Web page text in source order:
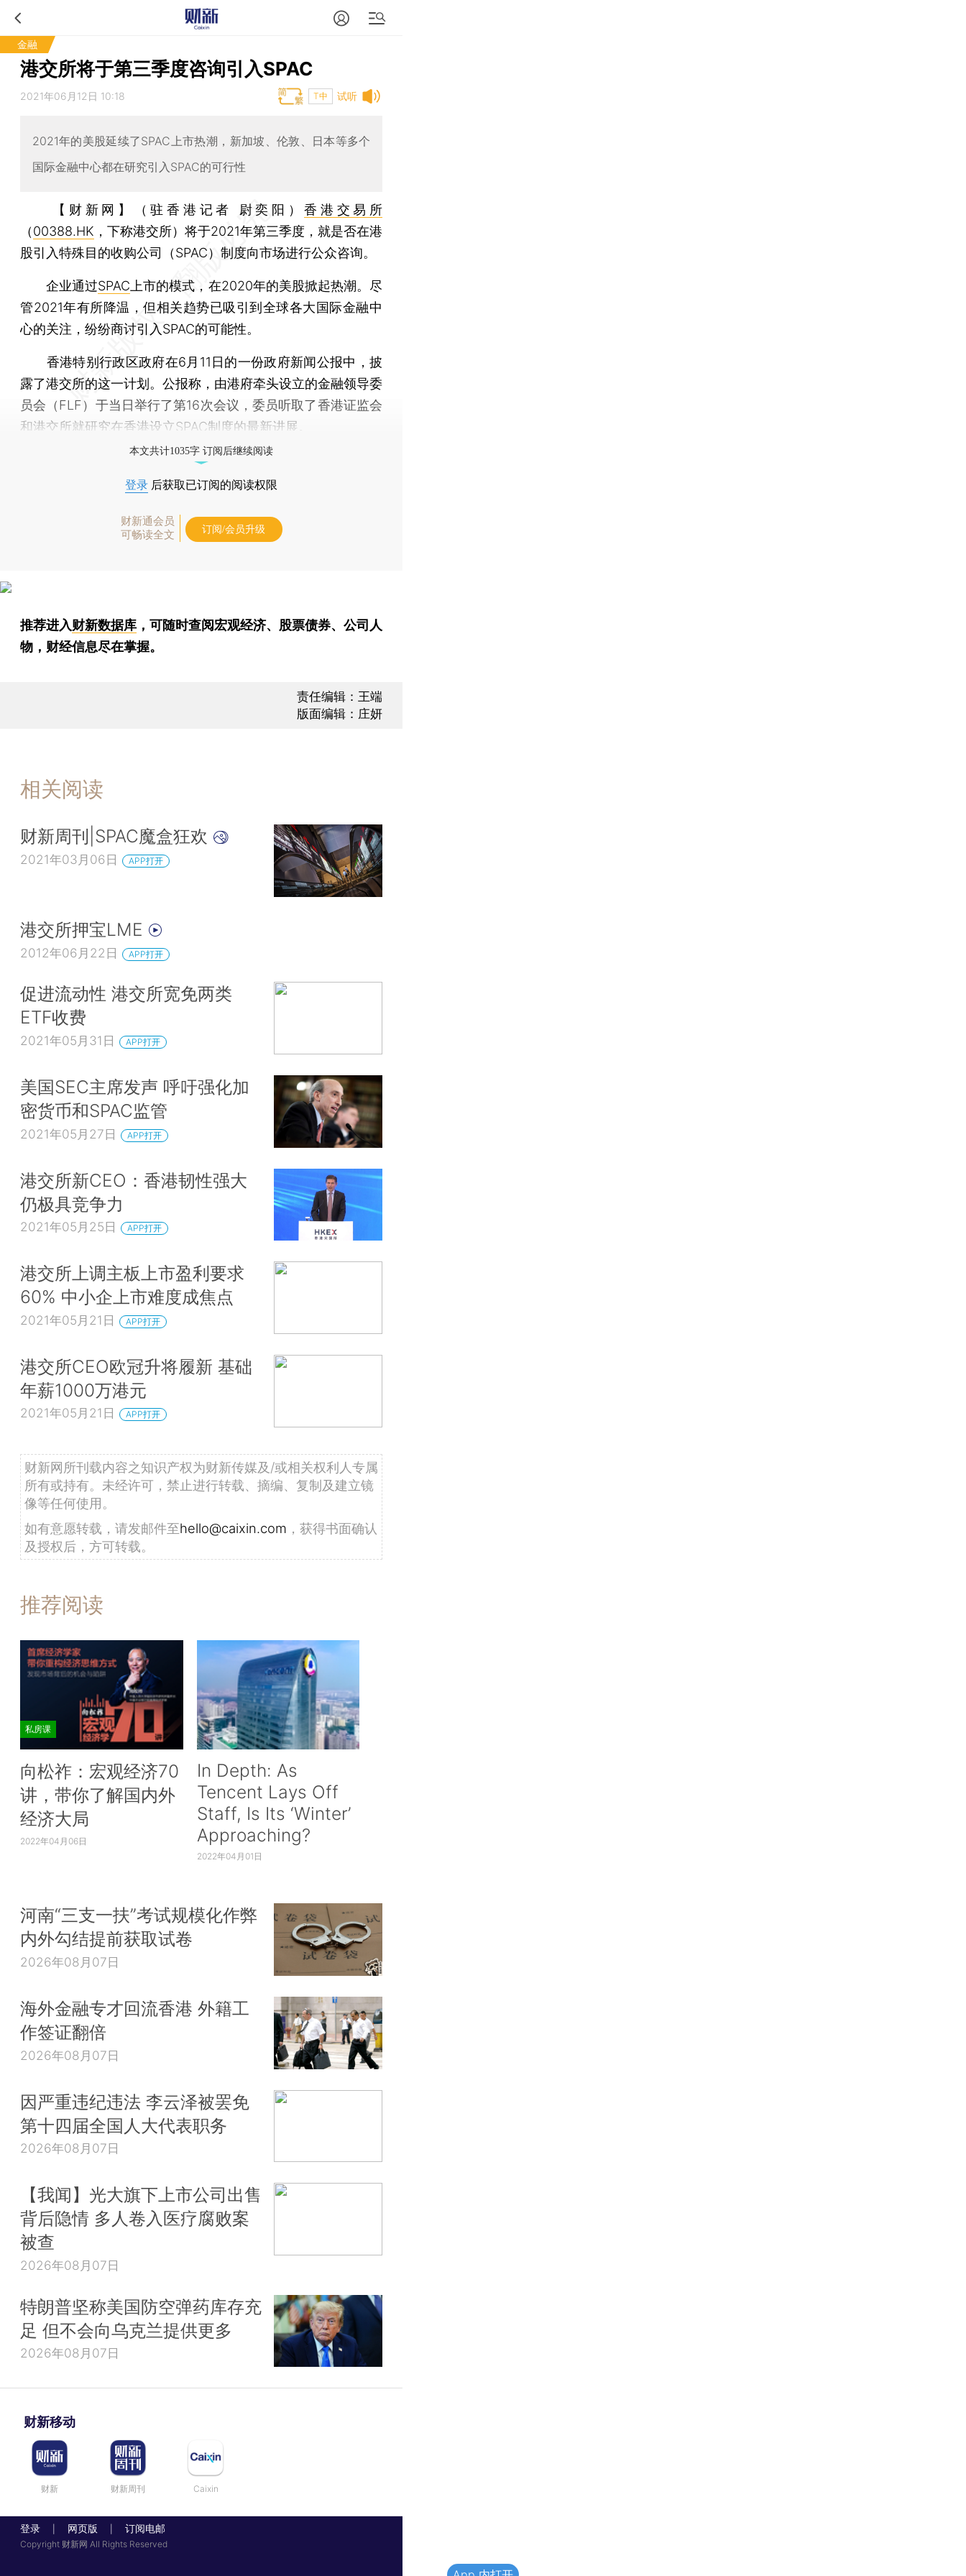
金融
港交所将于第三季度咨询引入SPAC
试听
2021年06月12日 10:18 T中
2021年的美股延续了SPAC上市热潮，新加坡、伦敦、日本等多个
国际金融中心都在研究引入SPAC的可行性
【财新网】（驻香港记者 尉奕阳）香港交易所
（00388.HK ，下称港交所）将于2021年第三季度，就是否在港
股引入特殊目的收购公司（SPAC）制度向市场进行公众咨询。
企业通过SPAC 上市的模式，在2020年的美股掀起热潮。尽
管2021年有所降温，但相关趋势已吸引到全球各大国际金融中
心的关注，纷纷商讨引入SPAC的可能性。
香港特别行政区政府在6月11日的一份政府新闻公报中，披
露了港交所的这一计划。公报称，由港府牵头设立的金融领导委
员会（FLF）于当日举行了第16次会议，委员听取了香港证监会
和港交所就研究在香港设立SPAC制度的最新进展。
本文共计1035字 订阅后继续阅读
登录 后获取已订阅的阅读权限
财新通会员
可畅读全文
订阅/会员升级
推荐进入财新数据库 ，可随时查阅宏观经济、股票债券、公司人
物，财经信息尽在掌握。
责任编辑：王端
版面编辑：庄妍
相关阅读
财新周刊|SPAC魔盒狂欢
2021年03月06日 APP打开
港交所押宝LME
2012年06月22日 APP打开
促进流动性 港交所宽免两类
ETF收费
2021年05月31日 APP打开
美国SEC主席发声 呼吁强化加
密货币和SPAC监管
2021年05月27日 APP打开
港交所新CEO：香港韧性强大
仍极具竞争力
2021年05月25日 APP打开
港交所上调主板上市盈利要求
60% 中小企上市难度成焦点
2021年05月21日 APP打开
港交所CEO欧冠升将履新 基础
年薪1000万港元
2021年05月21日 APP打开
财新网所刊载内容之知识产权为财新传媒及/或相关权利人专属
所有或持有。未经许可，禁止进行转载、摘编、复制及建立镜
像等任何使用。
如有意愿转载，请发邮件至hello@caixin.com ，获得书面确认
及授权后，方可转载。
推荐阅读
私房课
向松祚：宏观经济70
讲，带你了解国内外
经济大局
2022年04月06日
In Depth: As
Tencent Lays Off
Staff, Is Its ‘Winter’
Approaching?
2022年04月01日
河南“三支一扶”考试规模化作弊
内外勾结提前获取试卷
2026年08月07日
海外金融专才回流香港 外籍工
作签证翻倍
2026年08月07日
因严重违纪违法 李云泽被罢免
第十四届全国人大代表职务
2026年08月07日
【我闻】光大旗下上市公司出售
背后隐情 多人卷入医疗腐败案
被查
2026年08月07日
特朗普坚称美国防空弹药库存充
足 但不会向乌克兰提供更多
2026年08月07日
财新移动
财新 财新周刊 Caixin
登录 网页版 订阅电邮
Copyright 财新网 All Rights Reserved